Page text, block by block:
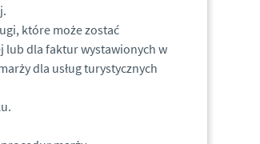
które może zostać
lub dla faktur wystawionych w
dla usług turystycznych